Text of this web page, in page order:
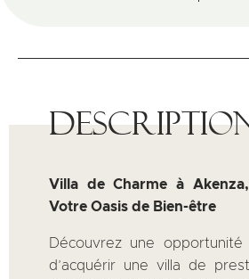
Villa de Charme à
Votre Oasis de Bien-être
Découvrez une opportunité
d’acquérir une villa de